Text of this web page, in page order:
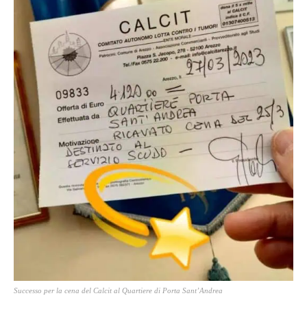
Successo per la cena del Calcit al Quartiere di Porta Sant’Andrea